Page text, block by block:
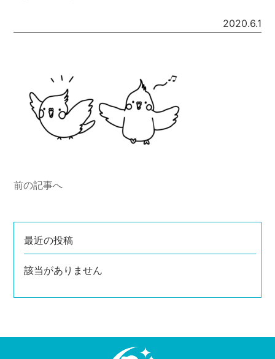
2020.6.1
前の記事へ
最近の投稿
該当がありません